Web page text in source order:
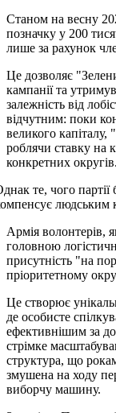
Станом на весну
позначку у 200
лише за рахунок
Це дозволяє
кампанії та
залежність від
відчутним: поки
великого капіталу,
роблячи ставку на
конкретних округів.
те, чого
людським
Армія волонтерів,
головною
присутність "на
пріоритетному
Це створює
де особисте
ефективнішим за
стрімке
структура, що
змушена на ходу
виборчу машину.